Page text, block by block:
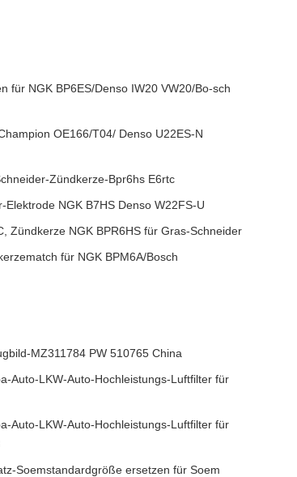
für NGK BP6ES/Denso IW20 VW20/Bo-sch
OE166/T04/ Denso U22ES-N
Zündkerze-Bpr6hs E6rtc
NGK B7HS Denso W22FS-U
Zündkerze NGK BPR6HS für Gras-Schneider
für NGK BPM6A/Bosch
MZ311784 PW 510765 China
Auto-LKW-Auto-Hochleistungs-Luftfilter für
Auto-LKW-Auto-Hochleistungs-Luftfilter für
Soemstandardgröße ersetzen für Soem